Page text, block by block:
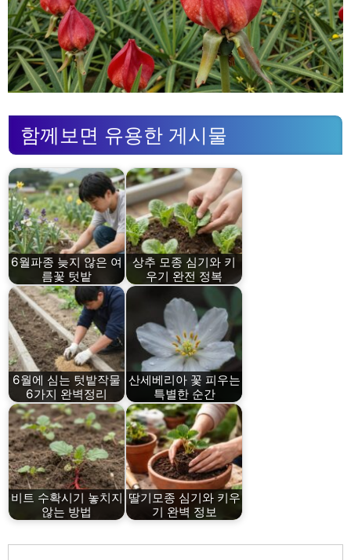
함께보면 유용한 게시물
6월파종 늦지 않은 여
름꽃 텃밭
상추 모종 심기와 키
우기 완전 정복
6월에 심는 텃밭작물
6가지 완벽정리
산세베리아 꽃 피우는
특별한 순간
비트 수확시기 놓치지
않는 방법
딸기모종 심기와 키우
기 완벽 정보